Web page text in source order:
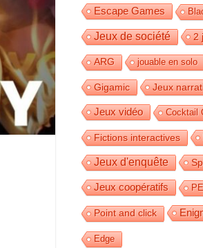
Escape Games
Jeux de société 2
ARG jouable en solo
Gigamic Jeux
Jeux vidéo Cocktail
Fictions interactives
Jeux d'enquête
Jeux coopératifs
Point and click
Edge